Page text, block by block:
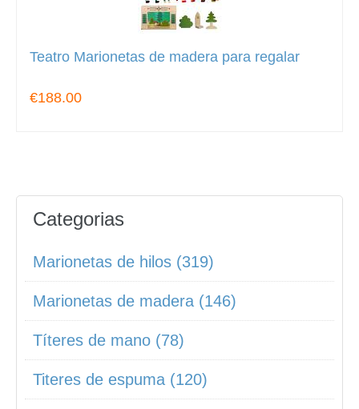
Teatro Marionetas de madera para regalar
€188.00
Categorias
Marionetas de hilos (319)
Marionetas de madera (146)
Títeres de mano (78)
Titeres de espuma (120)